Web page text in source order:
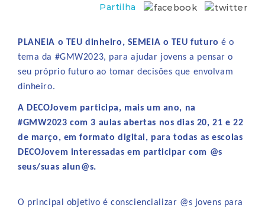
Partilha
PLANEIA o TEU dinheiro, SEMEIA o TEU futuroé o
tema da #GMW2023, para ajudar jovens a pensar o
seu próprio futuro ao tomar decisões que envolvam
dinheiro.
A DECOJovem participa, mais um ano, na
#GMW2023 com 3 aulas abertas nos dias 20, 21 e 22
de março, em formato digital, para todas as escolas
DECOJovem interessadas em participar com @s
seus/suas alun@s.
O principal objetivo é consciencializar @s jovens para